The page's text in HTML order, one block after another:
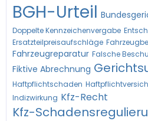
BGH-Urteil
Doppelte Kennzeichenvergabe
Ersatzteilpreisaufschläge
Fahrzeugreparatur Falsche
Fiktive Abrechnung
Haftpflichtschaden
Indizwirkung Kfz-Recht
Kfz-